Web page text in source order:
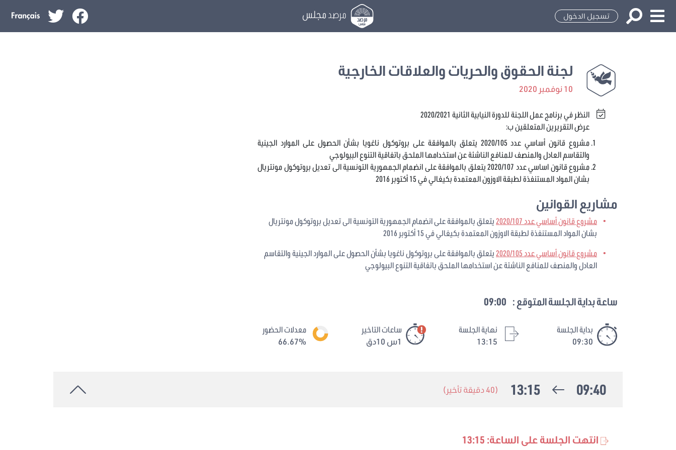
تسجيل الدخول مرصد مجلس
لجنة الحقوق والحريات والعلاقات الخارجية
10 نوفمبر 2020
النظر في برنامج عمل اللجنة للدورة النيابية الثانية 2020/2021
عرض التقريرين المتعلقين ب:
مشروع قانون أساسي عدد 2020/105 يتعلق بالموافقة على بروتوكول ناغويا بشأن الحصول على الموارد الجينية
والتقاسم العادل والمنصف للمنافع الناشئة عن استخدامها الملحق باتفاقية التنوع البيولوجي
مشروع قانون اساسي عدد 2020/107 يتعلق بالموافقة على انضمام الجمهورية التونسية الى تعديل بروتوكول مونتريال
بشان المواد المستنفذة لطبقة الاوزون المعتمدة بكيغالي في 15 أكتوبر 2016
مشاريع القوانين
مشروع قانون أساسي عدد 2020/107
يتعلق بالموافقة على انضمام الجمهورية التونسية الى تعديل بروتوكول مونتريال
بشان المواد المستنفذة لطبقة الاوزون المعتمدة بكيغالي في 15 أكتوبر 2016
مشروع قانون أساسي عدد 2020/105
يتعلق بالموافقة على بروتوكول ناغويا بشأن الحصول على الموارد الجينية والتقاسم
العادل والمنصف للمنافع الناشئة عن استخدامها الملحق باتفاقية التنوع البيولوجي
ساعة بداية الجلسة المتوقع : 09:00
بداية الجلسة
09:30
نهاية الجلسة
13:15
ساعات التاخير
1س 10دق
معدلات الحضور
66.67%
09:40
13:15 (40 دقيقة تأخير)
انتهت الجلسة على الساعة: 13:15